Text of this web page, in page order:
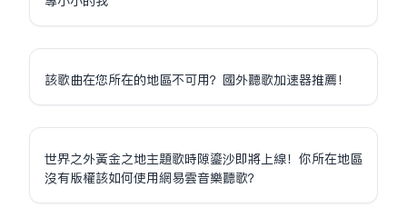
該歌曲在您所在的地區不可用？國外聽歌加速器推薦！
世界之外黃金之地主題歌時隙鎏沙即將上線！你所在地區
沒有版權該如何使用網易雲音樂聽歌？